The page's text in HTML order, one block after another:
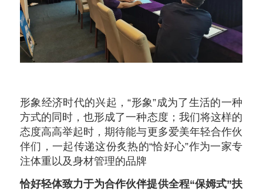
形象经济时代的兴起，“形象”成为了生活的一种
方式的同时，也形成了一种态度；我们将这样的
态度高高举起时，期待能与更多爱美年轻合作伙
伴们，一起传递这份炙热的“恰好心”作为一家专
注体重以及身材管理的品牌
恰好轻体致力于为合作伙伴提供全程“保姆式”扶